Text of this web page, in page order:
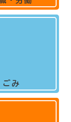
ごみ